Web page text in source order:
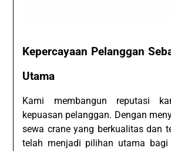
Kepercayaan Pelanggan
Utama
Kami membangun reputasi
kepuasan pelanggan. Dengan
sewa crane yang berkualitas dan
telah menjadi pilihan utama bagi